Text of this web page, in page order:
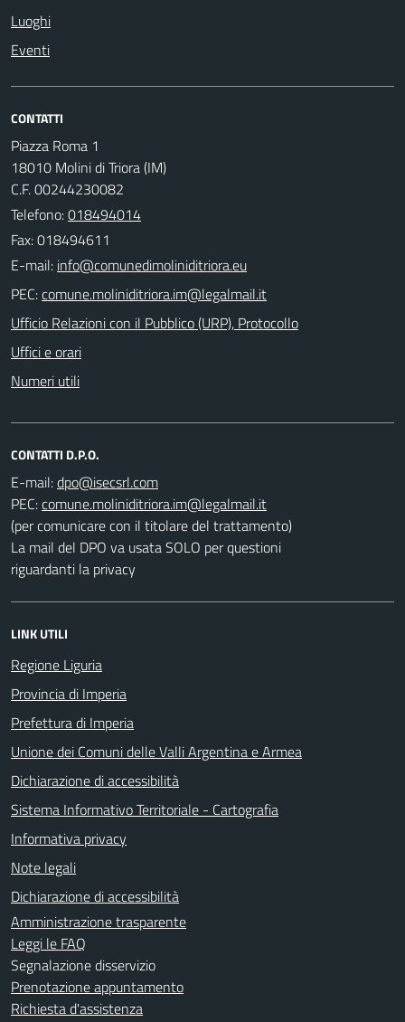
Luoghi
Eventi
CONTATTI
Piazza Roma 1
18010 Molini di Triora (IM)
C.F. 00244230082
Telefono:018494014
Fax: 018494611
E-mail:
PEC:
Ufficio Relazioni con il Pubblico (URP), Protocollo
Uffici e orari
Numeri utili
CONTATTI D.P.O.
E-mail:
PEC:
(per comunicare con il titolare del trattamento)
La mail del DPO va usata SOLO per questioni
riguardanti la privacy
LINK UTILI
Regione Liguria
Provincia di Imperia
Prefettura di Imperia
Unione dei Comuni delle Valli Argentina e Armea
Dichiarazione di accessibilità
Sistema Informativo Territoriale - Cartografia
Informativa privacy
Note legali
Dichiarazione di accessibilità
Amministrazione trasparente
Leggi le FAQ
Segnalazione disservizio
Prenotazione appuntamento
Richiesta d'assistenza